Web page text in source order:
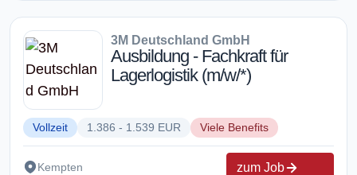
3M Deutschland GmbH
Ausbildung - Fachkraft für
Lagerlogistik (m/w/*)
Vollzeit 1.386 - 1.539 EUR Viele Benefits
Kempten zum Job